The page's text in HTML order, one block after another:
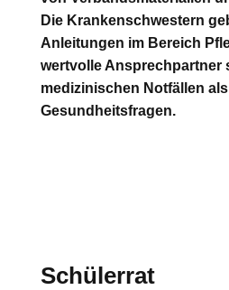
Die Krankenschwestern
Anleitungen im Bereich
wertvolle Ansprechpartner
medizinischen Notfällen
Gesundheitsfragen.
Schülerrat